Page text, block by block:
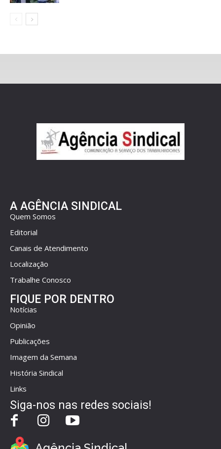
A AGÊNCIA SINDICAL
Quem Somos
Editorial
Canais de Atendimento
Localização
Trabalhe Conosco
FIQUE POR DENTRO
Notícias
Opinião
Publicações
Imagem da Semana
História Sindical
Links
Siga-nos nas redes sociais!